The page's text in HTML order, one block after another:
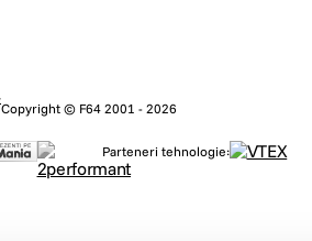
Copyright © F64 2001 - 2026
Parteneri tehnologie: